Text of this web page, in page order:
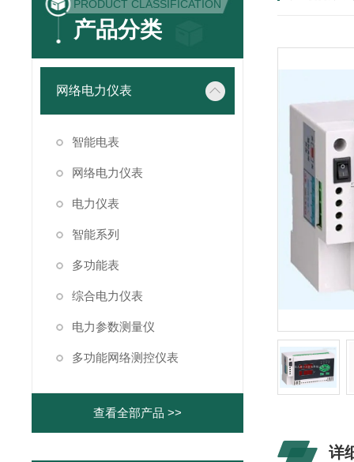
PRODUCT CLASSIFICATION
产品分类
网络电力仪表
智能电表
网络电力仪表
电力仪表
智能系列
多功能表
综合电力仪表
电力参数测量仪
多功能网络测控仪表
查看全部产品 >>
详